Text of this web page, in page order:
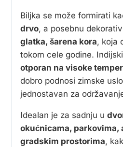
Biljka se može formirati
drvo, a posebnu
glatka, šarena kora, koja
tokom cele godine.
otporan na visoke
dobro podnosi zimske
jednostavan za
Idealan je za sadnju u
okućnicama, parkovima,
gradskim prostorima,